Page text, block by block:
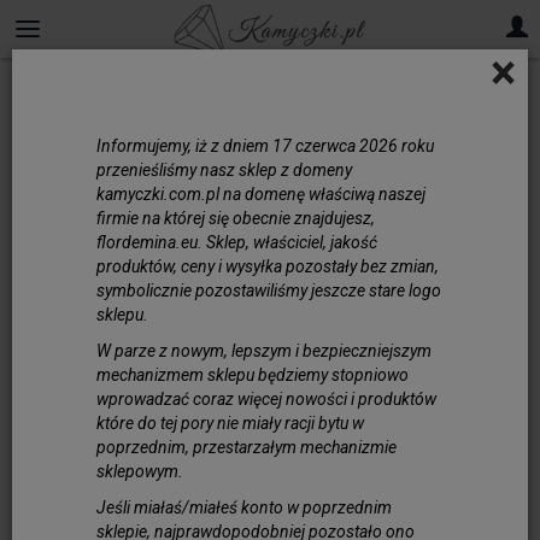
×
Informujemy, iż z dniem 17 czerwca 2026 roku
przenieśliśmy nasz sklep z domeny
kamyczki.com.pl na domenę właściwą naszej
firmie na której się obecnie znajdujesz,
flordemina.eu. Sklep, właściciel, jakość
produktów, ceny i wysyłka pozostały bez zmian,
symbolicznie pozostawiliśmy jeszcze stare logo
sklepu.
W parze z nowym, lepszym i bezpieczniejszym
mechanizmem sklepu będziemy stopniowo
wprowadzać coraz więcej nowości i produktów
które do tej pory nie miały racji bytu w
poprzednim, przestarzałym mechanizmie
sklepowym.
Jeśli miałaś/miałeś konto w poprzednim
sklepie, najprawdopodobniej pozostało ono